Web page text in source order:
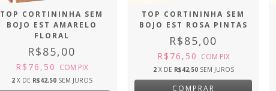
TOP CORTININHA SEM
BOJO EST AMARELO
FLORAL
R$85,00
R$76,50 COM PIX
2 X DE R$42,50 SEM JUROS
TOP CORTININHA SEM
BOJO EST ROSA PINTAS
R$85,00
R$76,50 COM PIX
2 X DE R$42,50 SEM JUROS
COMPRAR